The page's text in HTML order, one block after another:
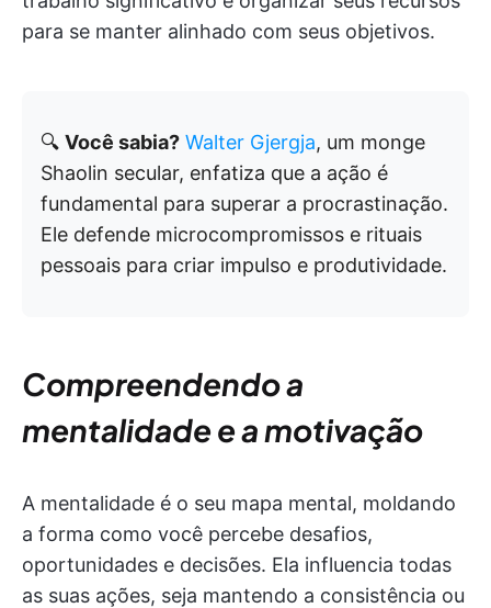
para se manter alinhado com seus objetivos.
🔍 Você sabia? Walter Gjergja, um monge
Shaolin secular, enfatiza que a ação é
fundamental para superar a procrastinação.
Ele defende microcompromissos e rituais
pessoais para criar impulso e produtividade.
Compreendendo a
mentalidade e a motivação
A mentalidade é o seu mapa mental, moldando
a forma como você percebe desafios,
oportunidades e decisões. Ela influencia todas
as suas ações, seja mantendo a consistência ou